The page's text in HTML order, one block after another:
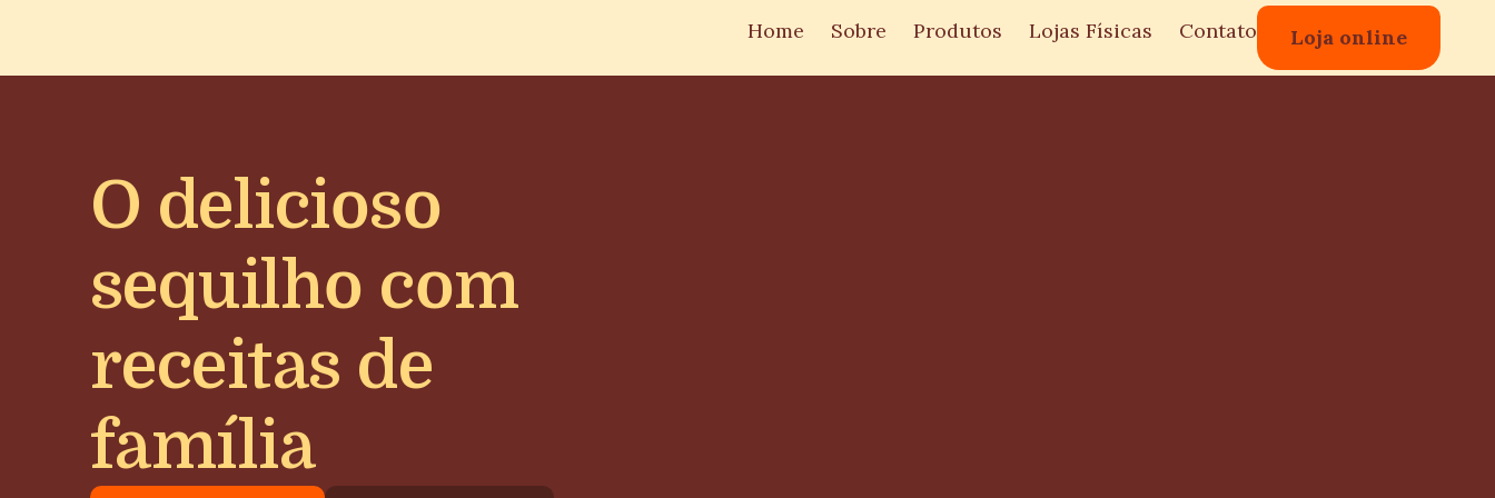
Home Sobre Produtos Lojas Físicas Contato Loja online
O delicioso
sequilho com
receitas de
família